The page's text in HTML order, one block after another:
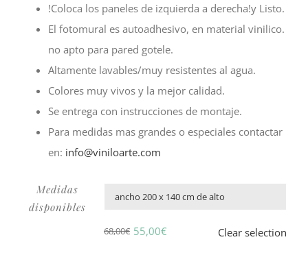
!Coloca los paneles de izquierda a derecha!y Listo.
El fotomural es autoadhesivo, en material vinilico.
no apto para pared gotele.
Altamente lavables/muy resistentes al agua.
Colores muy vivos y la mejor calidad.
Se entrega con instrucciones de montaje.
Para medidas mas grandes o especiales contactar
en: info@viniloarte.com
Medidas
disponibles
68,00€ 55,00€ Clear selection